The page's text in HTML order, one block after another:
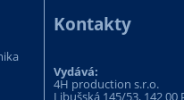
Kontakty
Vydává:
4H production s.r.o.